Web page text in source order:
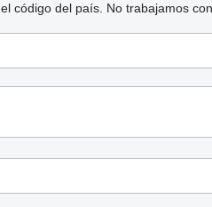
código del país. No trabajamos